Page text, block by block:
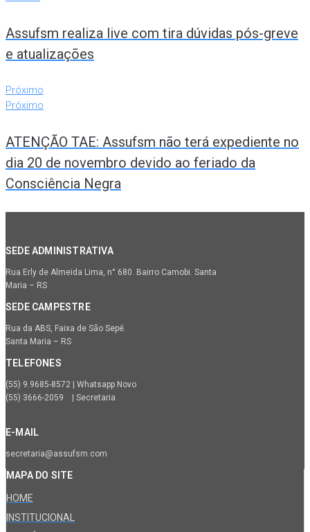
Assufsm realiza live com tira dúvidas pós-greve
e atualizações
Próximo
Próximo
ATENÇÃO TAE: Assufsm não terá expediente no
dia 20 de novembro devido ao feriado da
Consciência Negra
SEDE ADMINISTRATIVA
Rua Erly de Almeida Lima, n° 680. Bairro Camobi. Santa
Maria – RS
SEDE CAMPESTRE
Rua da ABS, Faixa de São Sepé.
Santa Maria – RS
TELEFONES
(55) 9.9685-8572 | Whatsapp Novo
(55) 3666-2059 | Secretaria
E-MAIL
secretaria@assufsm.com
MAPA DO SITE
HOME
INSTITUCIONAL